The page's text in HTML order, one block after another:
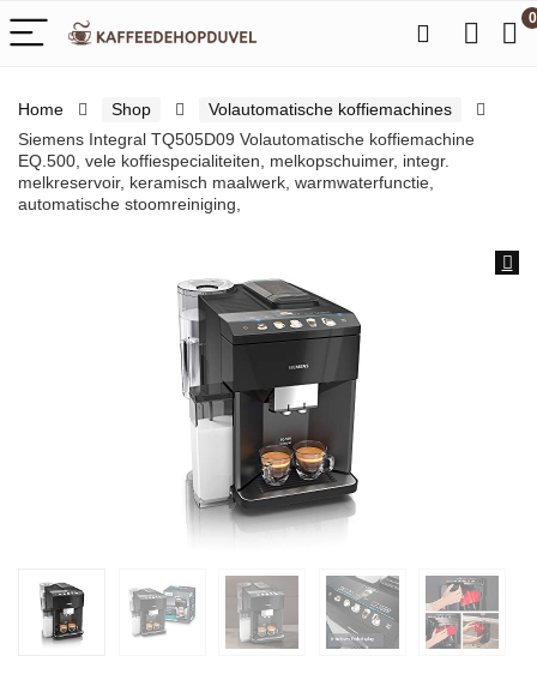
0
Home Shop
Volautomatische koffiemachines
Siemens Integral TQ505D09 Volautomatische koffiemachine
EQ.500, vele koffiespecialiteiten, melkopschuimer, integr.
melkreservoir, keramisch maalwerk, warmwaterfunctie,
automatische stoomreiniging,